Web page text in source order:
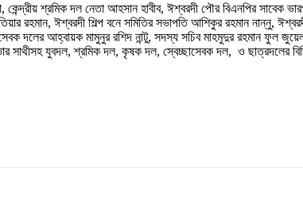
শ্রমিক দল নেতা আহসান হাবীব, ঈশ্বরদী পৌর বিএনপির সাবেক
রহমান, ঈশ্বরদী শিল্প বনে সমিতির সভাপতি আশিকুর রহমান নান্নু,
দলের আহ্বায়ক মামুনুর রশিদ নান্টু, সদস্য সচিব মাহমুদুর রহমান ফুল
সাথীসহ যুবদল, শ্রমিক দল, কৃষক দল, স্বেচ্ছাসেবক দল, ও ছাত্রদলের